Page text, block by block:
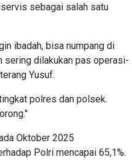
sebagai salah satu
ibadah, bisa numpang di
sering dilakukan pas operasi-
Yusuf.
polres dan polsek.
Oktober 2025
Polri mencapai 65,1%.